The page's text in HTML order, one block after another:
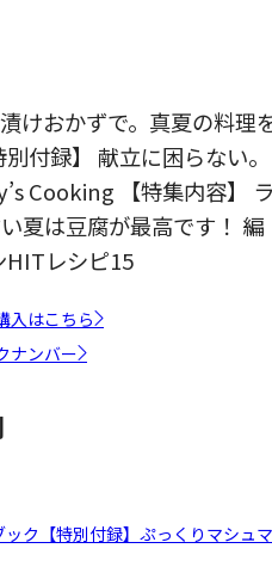
けおかずで。真夏の料理
付録】 献立に困らない。
Cooking 【特集内容】
夏は豆腐が最高です！ 編
HITレシピ15
入はこちら
ナンバー
ク【特別付録】ぷっくりマシュマ